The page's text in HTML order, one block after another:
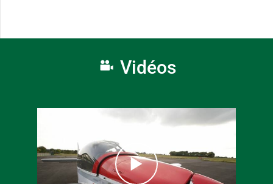
Vidéos